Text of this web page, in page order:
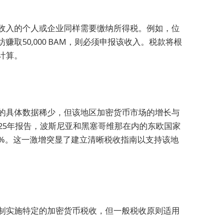
的个人或企业同样需要缴纳所得税。例如，位
取50,000 BAM，则必须申报该收入。税款将根
。
体数据稀少，但该地区加密货币市场的增长与
年报告，波斯尼亚和黑塞哥维那在内的东欧国家
这一激增突显了建立清晰税收指南以支持该地
施特定的加密货币税收，但一般税收原则适用